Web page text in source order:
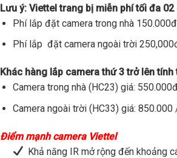
Lưu ý: Viettel trang bị miễn phí tối đa
Phí lắp đặt camera trong nhà
Phí lắp đặt camera ngoài trời
Khác hàng lắp camera thứ 3 trở lên
Camera trong nhà (HC23) giá:
Camera ngoài trời (HC33) giá:
Điểm mạnh camera Viettel
Khả năng IR mở rộng đến khoảng